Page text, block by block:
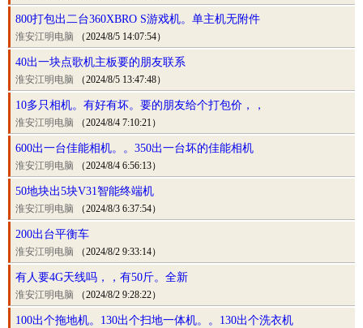
800打包出二台360XBRO S游戏机。单主机无附件
淮安江明电脑 （2024/8/5 14:07:54）
40出一块点歌机主板要的朋友联系
淮安江明电脑 （2024/8/5 13:47:48）
10多只相机。有好有坏。要的朋友给个打包价，，
淮安江明电脑 （2024/8/4 7:10:21）
600出一台佳能相机。。350出一台坏的佳能相机
淮安江明电脑 （2024/8/4 6:56:13）
50地块出5块V31智能终端机
淮安江明电脑 （2024/8/3 6:37:54）
200出台平衡车
淮安江明电脑 （2024/8/2 9:33:14）
有人要4G天线吗，，有50斤。全新
淮安江明电脑 （2024/8/2 9:28:22）
100出个拖地机。130出个扫地一体机。。130出个洗衣机